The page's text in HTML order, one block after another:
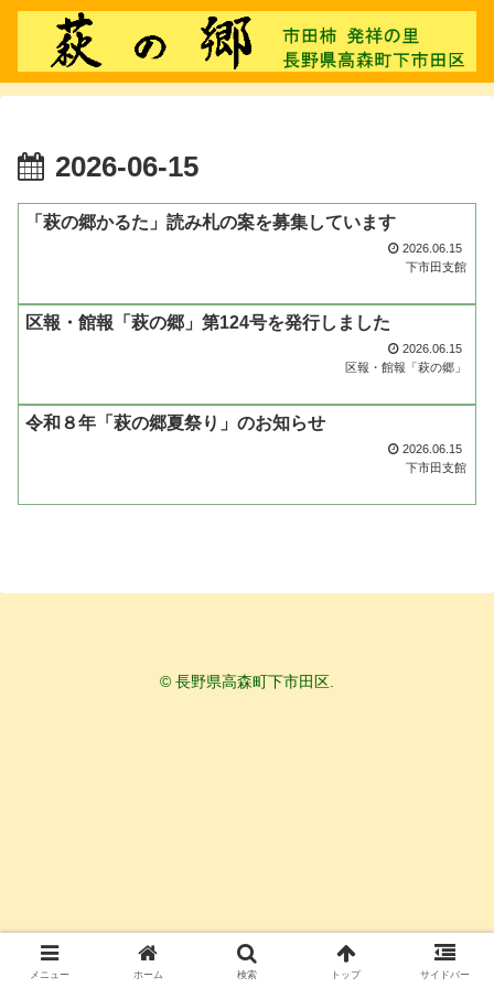
2026-06-15
「萩の郷かるた」読み札の案を募集しています
2026.06.15
下市田支館
区報・館報「萩の郷」第124号を発行しました
2026.06.15
区報・館報「萩の郷」
令和８年「萩の郷夏祭り」のお知らせ
2026.06.15
下市田支館
© 長野県高森町下市田区.
メニュー ホーム 検索 トップ サイドバー